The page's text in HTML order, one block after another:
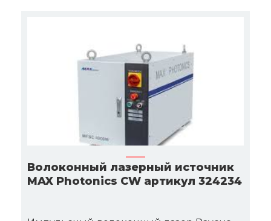
Волоконный лазерный источник
MAX Photonics CW артикул 324234